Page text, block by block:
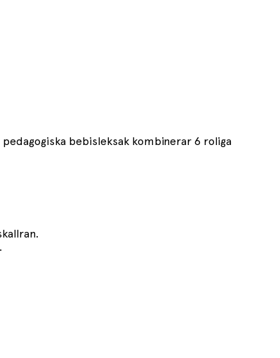
pedagogiska bebisleksak kombinerar 6 roliga